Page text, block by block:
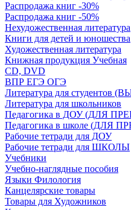
Распродажа книг -30%
Распродажа книг -50%
Нехудожественная литература
Книги для детей и юношества
Художественная литература
Книжная продукция Учебная
CD, DVD
ВПР ЕГЭ ОГЭ
Литература для студентов
Литература для школьников
Педагогика в ДОУ (ДЛЯ
Педагогика в школе (ДЛЯ
Рабочие тетради для ДОУ
Рабочие тетради для ШКОЛЫ
Учебники
Учебно-наглядные пособия
Языки Филология
Канцелярские товары
Товары для Художников